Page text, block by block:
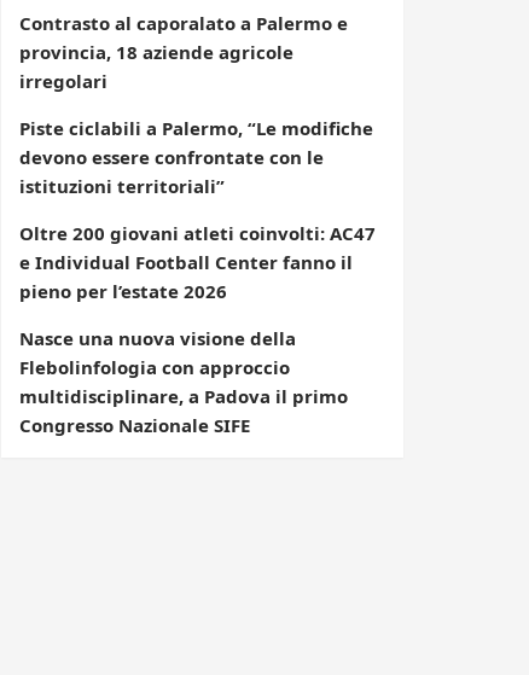
Contrasto al caporalato a Palermo e
provincia, 18 aziende agricole
irregolari
Piste ciclabili a Palermo, “Le modifiche
devono essere confrontate con le
istituzioni territoriali”
Oltre 200 giovani atleti coinvolti: AC47
e Individual Football Center fanno il
pieno per l’estate 2026
Nasce una nuova visione della
Flebolinfologia con approccio
multidisciplinare, a Padova il primo
Congresso Nazionale SIFE